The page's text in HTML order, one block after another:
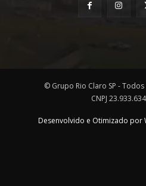
© Grupo Rio Claro SP -
CNPJ
Desenvolvido e Otimizado por